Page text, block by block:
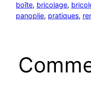
boîte, bricolage,
panoplie, pratiques,